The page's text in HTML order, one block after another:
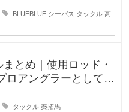
BLUEBLUE シーバス タックル 高
とめ｜使用ロッド・
タックル 秦拓馬